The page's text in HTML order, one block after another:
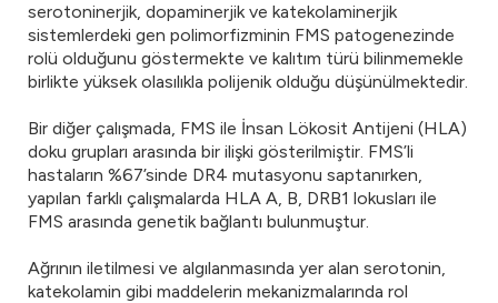
serotoninerjik, dopaminerjik ve katekolaminerjik
sistemlerdeki gen polimorfizminin FMS patogenezinde
rolü olduğunu göstermekte ve kalıtım türü bilinmemekle
birlikte yüksek olasılıkla polijenik olduğu düşünülmektedir.
Bir diğer çalışmada, FMS ile İnsan Lökosit Antijeni (HLA)
doku grupları arasında bir ilişki gösterilmiştir. FMS’li
hastaların %67’sinde DR4 mutasyonu saptanırken,
yapılan farklı çalışmalarda HLA A, B, DRB1 lokusları ile
FMS arasında genetik bağlantı bulunmuştur.
Ağrının iletilmesi ve algılanmasında yer alan serotonin,
katekolamin gibi maddelerin mekanizmalarında rol